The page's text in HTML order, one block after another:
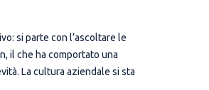
si parte con l’ascoltare le
il che ha comportato una
La cultura aziendale si sta